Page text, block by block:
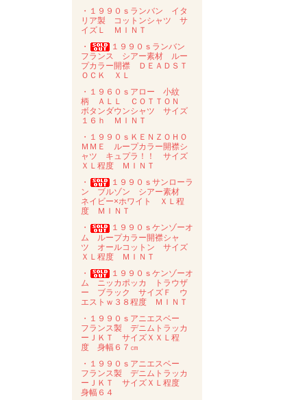
・１９９０ｓランバン イタ
リア製 コットンシャツ サ
イズＬ ＭＩＮＴ
・
１９９０ｓランバン
フランス シアー素材 ルー
プカラー開襟 ＤＥＡＤＳＴ
ＯＣＫ ＸＬ
・１９６０ｓアロー 小紋
柄 ＡＬＬ ＣＯＴＴＯＮ
ボタンダウンシャツ サイズ
１６ｈ ＭＩＮＴ
・１９９０ｓＫＥＮＺＯＨＯ
ＭＭＥ ループカラー開襟シ
ャツ キュプラ！！ サイズ
ＸＬ程度 ＭＩＮＴ
・
１９９０ｓサンローラ
ン ブルゾン シアー素材
ネイビー×ホワイト ＸＬ程
度 ＭＩＮＴ
・
１９９０ｓケンゾーオ
ム ループカラー開襟シャ
ツ オールコットン サイズ
ＸＬ程度 ＭＩＮＴ
・
１９９０ｓケンゾーオ
ム ニッカポッカ トラウザ
ー ブラック サイズＦ ウ
エストｗ３８程度 ＭＩＮＴ
・１９９０ｓアニエスベー
フランス製 デニムトラッカ
ーＪＫＴ サイズＸＸＬ程
度 身幅６７㎝
・１９９０ｓアニエスベー
フランス製 デニムトラッカ
ーＪＫＴ サイズＸＬ程度
身幅６４